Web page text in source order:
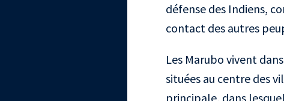
défense des Indiens,
contact des autres
Les Marubo vivent
situées au centre des
principale, dans